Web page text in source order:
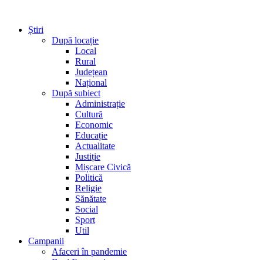
Știri
După locație
Local
Rural
Județean
Național
După subiect
Administrație
Cultură
Economic
Educație
Actualitate
Justiție
Mișcare Civică
Politică
Religie
Sănătate
Social
Sport
Util
Campanii
Afaceri în pandemie